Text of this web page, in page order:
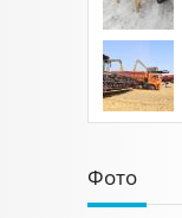
Фото